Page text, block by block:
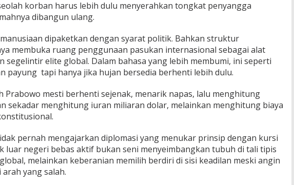
korban harus lebih dulu menyerahkan tongkat penyangga
dibangun ulang.
dipaketkan dengan syarat politik. Bahkan struktur
membuka ruang penggunaan pasukan internasional sebagai alat
segelintir elite global. Dalam bahasa yang lebih membumi, ini seperti
payung tapi hanya jika hujan bersedia berhenti lebih dulu.
Prabowo mesti berhenti sejenak, menarik napas, lalu menghitung
sekadar menghitung iuran miliaran dolar, melainkan menghitung biaya
pernah mengajarkan diplomasi yang menukar prinsip dengan kursi
luar negeri bebas aktif bukan seni menyeimbangkan tubuh di tali tipis
melainkan keberanian memilih berdiri di sisi keadilan meski angin
yang salah.